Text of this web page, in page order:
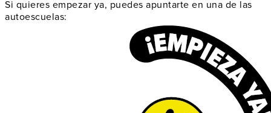
Si quieres empezar ya, puedes apuntarte en una de las
autoescuelas: